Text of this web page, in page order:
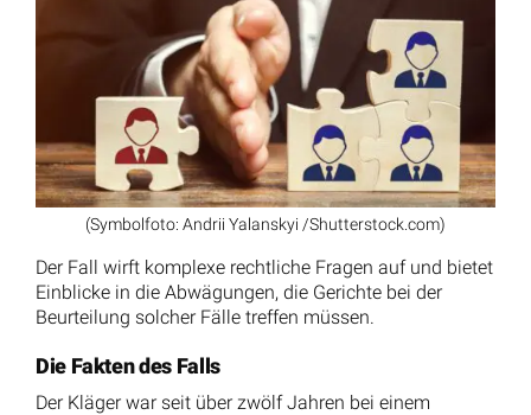
(Symbolfoto: Andrii Yalanskyi /Shutterstock.com)
Der Fall wirft komplexe rechtliche Fragen auf und bietet
Einblicke in die Abwägungen, die Gerichte bei der
Beurteilung solcher Fälle treffen müssen.
Die Fakten des Falls
Der Kläger war seit über zwölf Jahren bei einem